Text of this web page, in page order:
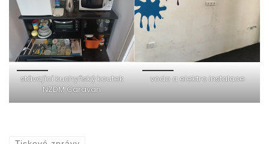
stávající kuchyňský koutek
NZDM Caravan
vodo a elektro instalace